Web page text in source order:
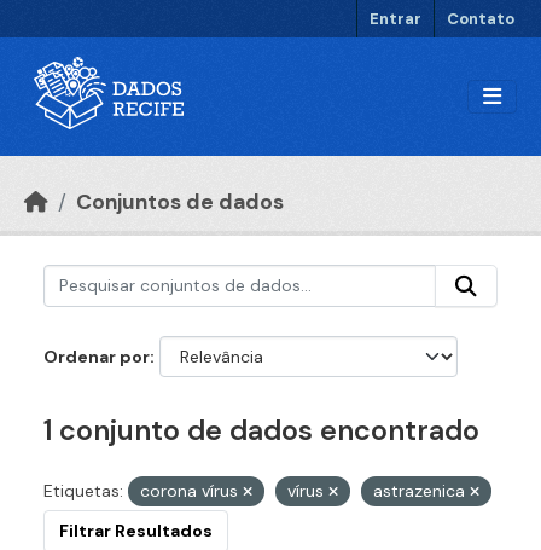
Entrar Contato
Conjuntos de dados
Ordenar por
1 conjunto de dados encontrado
Etiquetas: corona vírus vírus
astrazenica
Filtrar Resultados